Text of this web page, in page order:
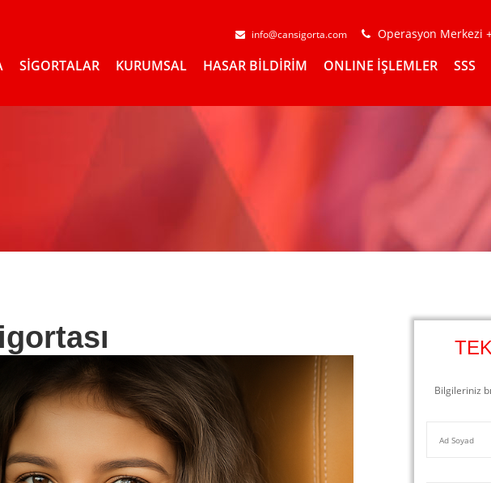
info@cansigorta.com Operasyon Merkezi
SİGORTALAR KURUMSAL HASAR BİLDİRİM ONLINE İŞLEMLER SSS
Bilgileriniz